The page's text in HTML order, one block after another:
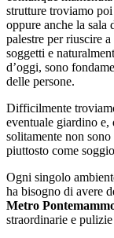
strutture troviamo
oppure anche la sala
palestre per riuscire
soggetti e
d’oggi, sono
delle persone.
Difficilmente
eventuale giardino e,
solitamente non
piuttosto come
Ogni singolo
ha bisogno di avere
Metro
straordinarie e